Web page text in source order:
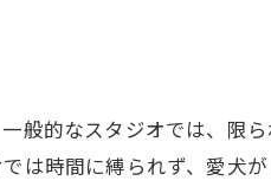
般的なスタジオでは、限
は時間に縛られず、愛犬